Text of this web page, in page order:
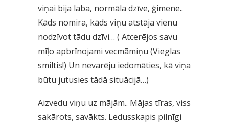
viņai bija laba, normāla dzīve, ģimene..
Kāds nomira, kāds viņu atstāja vienu
nodzīvot tādu dzīvi… ( Atcerējos savu
mīļo apbrīnojami vecmāmiņu (Vieglas
smiltis!) Un nevarēju iedomāties, kā viņa
būtu jutusies tādā situācijā…)
Aizvedu viņu uz mājām.. Mājas tīras, viss
sakārots, savākts. Ledusskapis pilnīgi